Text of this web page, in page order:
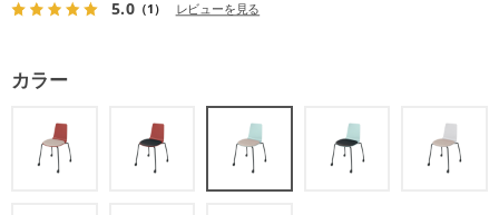
5.0（1） レビューを見る
カラー